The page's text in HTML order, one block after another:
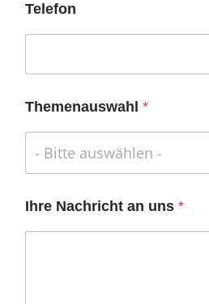
Telefon
Themenauswahl *
- Bitte auswählen -
Ihre Nachricht an uns *